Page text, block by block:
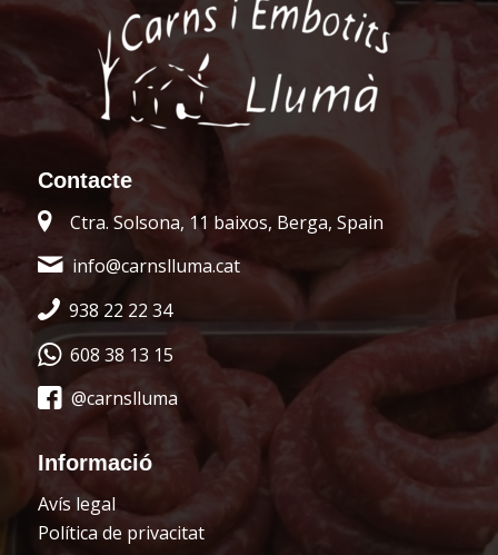
Contacte
Ctra. Solsona, 11 baixos, Berga, Spain
info@carnslluma.cat
938 22 22 34
608 38 13 15
@carnslluma
Informació
Avís legal
Política de privacitat